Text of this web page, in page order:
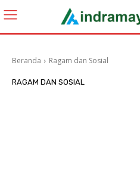
Beranda Ragam dan Sosial
RAGAM DAN SOSIAL